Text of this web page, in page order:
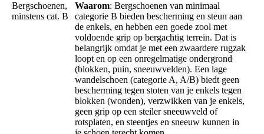
Bergschoenen,
minstens cat. B
Waarom: Bergschoenen van minimaal
categorie B bieden bescherming en steun aan
de enkels, en hebben een goede zool met
voldoende grip op bergachtig terrein. Dat is
belangrijk omdat je met een zwaardere rugzak
loopt en op een onregelmatige ondergrond
(blokken, puin, sneeuwvelden). Een lage
wandelschoen (categorie A, A/B) biedt geen
bescherming tegen stoten van je enkels tegen
blokken (wonden), verzwikken van je enkels,
geen grip op een steiler sneeuwveld of
rotsplaten, en steentjes en sneeuw kunnen in